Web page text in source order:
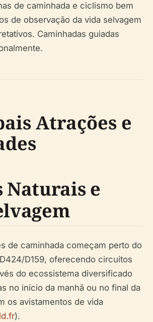
de caminhada e ciclismo bem
de observação da vida selvagem
Caminhadas guiadas
Atrações e
e
de caminhada começam perto do
D159, oferecendo circuitos
do ecossistema diversificado
no início da manhã ou no final da
os avistamentos de vida
).